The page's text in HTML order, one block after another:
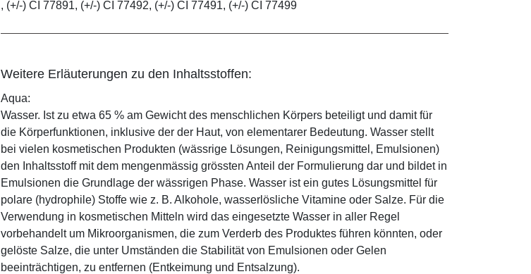
, (+/-) CI 77891, (+/-) CI 77492, (+/-) CI 77491, (+/-) CI 77499
Weitere Erläuterungen zu den Inhaltsstoffen:
Aqua:
Wasser. Ist zu etwa 65 % am Gewicht des menschlichen Körpers beteiligt und damit für
die Körperfunktionen, inklusive der der Haut, von elementarer Bedeutung. Wasser stellt
bei vielen kosmetischen Produkten (wässrige Lösungen, Reinigungsmittel, Emulsionen)
den Inhaltsstoff mit dem mengenmässig grössten Anteil der Formulierung dar und bildet in
Emulsionen die Grundlage der wässrigen Phase. Wasser ist ein gutes Lösungsmittel für
polare (hydrophile) Stoffe wie z. B. Alkohole, wasserlösliche Vitamine oder Salze. Für die
Verwendung in kosmetischen Mitteln wird das eingesetzte Wasser in aller Regel
vorbehandelt um Mikroorganismen, die zum Verderb des Produktes führen könnten, oder
gelöste Salze, die unter Umständen die Stabilität von Emulsionen oder Gelen
beeinträchtigen, zu entfernen (Entkeimung und Entsalzung).